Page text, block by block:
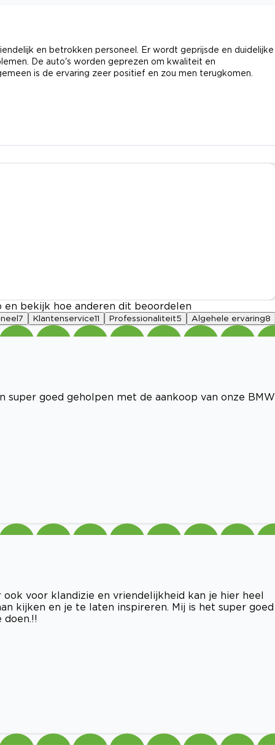
en betrokken personeel. Er wordt geprijsde en duidelijke
De auto's worden geprezen om kwaliteit en
is de ervaring zeer positief en zou men terugkomen.
en bekijk hoe anderen dit beoordelen
7 Klantenservice11 Professionaliteit5 Algehele ervaring8
super goed geholpen met de aankoop van onze BMW
voor klandizie en vriendelijkheid kan je hier heel
kijken en je te laten inspireren. Mij is het super goed